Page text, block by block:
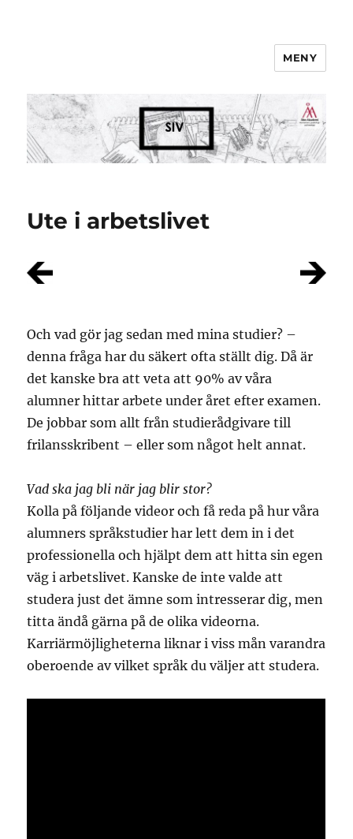
MENY
Ute i arbetslivet
Och vad gör jag sedan med mina studier? –
denna fråga har du säkert ofta ställt dig. Då är
det kanske bra att veta att 90% av våra
alumner hittar arbete under året efter examen.
De jobbar som allt från studierådgivare till
frilansskribent – eller som något helt annat.
Vad ska jag bli när jag blir stor?
Kolla på följande videor och få reda på hur våra
alumners språkstudier har lett dem in i det
professionella och hjälpt dem att hitta sin egen
väg i arbetslivet. Kanske de inte valde att
studera just det ämne som intresserar dig, men
titta ändå gärna på de olika videorna.
Karriärmöjligheterna liknar i viss mån varandra
oberoende av vilket språk du väljer att studera.